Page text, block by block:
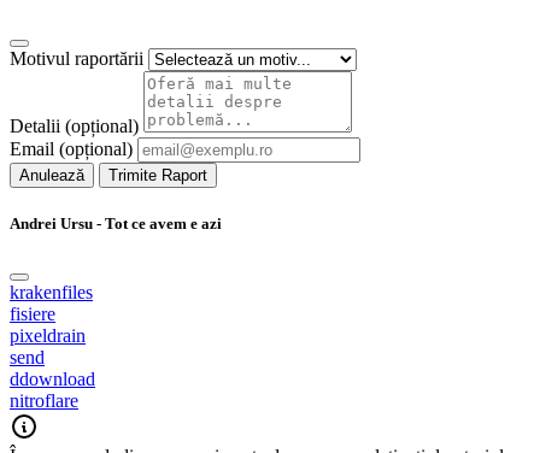
Motivul raportării
Detalii (opțional)
Email (opțional)
Anulează Trimite Raport
Andrei Ursu - Tot ce avem e azi
krakenfiles
fisiere
pixeldrain
send
ddownload
nitroflare